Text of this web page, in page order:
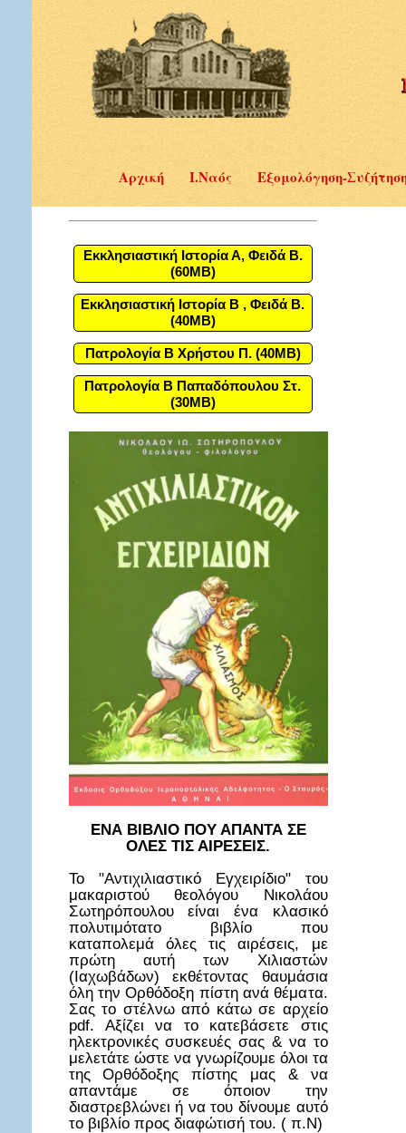
Αρχική Ι.Ναός Εξομολόγηση-
Εκκλησιαστική Ιστορία Α, Φειδά Β.
(60MB)
Εκκλησιαστική Ιστορία Β , Φειδά Β.
(40MB)
Πατρολογία Β Χρήστου Π. (40MB)
Πατρολογία Β Παπαδόπουλου Στ.
(30MB)
ΕΝΑ ΒΙΒΛΙΟ ΠΟΥ ΑΠΑΝΤΑ ΣΕ
ΟΛΕΣ ΤΙΣ ΑΙΡΕΣΕΙΣ.
Το "Αντιχιλιαστικό Εγχειρίδιο" του
μακαριστού θεολόγου Νικολάου
Σωτηρόπουλου είναι ένα κλασικό
πολυτιμότατο βιβλίο που
καταπολεμά όλες τις αιρέσεις, με
πρώτη αυτή των Χιλιαστών
(Ιαχωβάδων) εκθέτοντας θαυμάσια
όλη την Ορθόδοξη πίστη ανά θέματα.
Σας το στέλνω από κάτω σε αρχείο
pdf. Αξίζει να το κατεβάσετε στις
ηλεκτρονικές συσκευές σας & να το
μελετάτε ώστε να γνωρίζουμε όλοι τα
της Ορθόδοξης πίστης μας & να
απαντάμε σε όποιον την
διαστρεβλώνει ή να του δίνουμε αυτό
το βιβλίο προς διαφώτισή του. ( π.Ν)